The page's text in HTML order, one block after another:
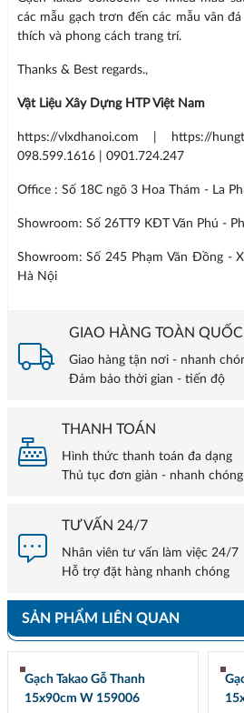
các mẫu gạch trơn đến các mẫu vân
thích và phong cách trang trí.
Thanks & Best regards.,
Vật Liệu Xây Dựng HTP Việt Nam
https://vlxdhanoi.com | https://
098.599.1616 | 0901.724.247
Office : Số 18C ngõ 3 Hoa Thám - La
Showroom: Số 26TT9 KĐT Văn Phú -
Showroom: Số 245 Phạm Văn Đồng -
Hà Nội
GIAO HÀNG TOÀN QUỐC
Giao hàng tận nơi - nhanh
Đảm bảo thời gian - tiến độ
THANH TOÁN
Hình thức thanh toán đa dạng
Thủ tục đơn giản - nhanh chóng
TƯ VẤN 24/7
Nhân viên tư vấn làm việc 24/7
Hỗ trợ đặt hàng nhanh chóng
SẢN PHẨM LIÊN QUAN
Gạch Takao Gỗ Thanh
15x90cm W 159006